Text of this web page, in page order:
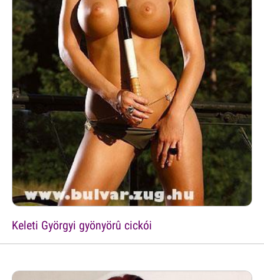
Keleti Györgyi gyönyörû cickói